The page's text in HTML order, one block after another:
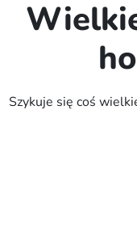
Szykuje się coś